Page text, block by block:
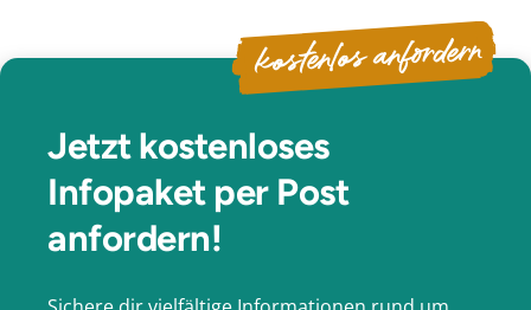
Jetzt kostenloses
Infopaket per Post
anfordern!
kostenlos anfordern